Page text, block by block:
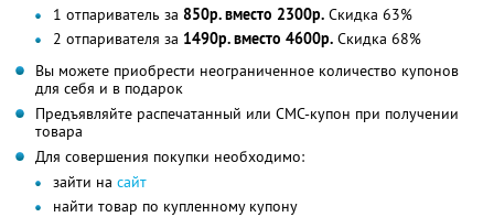
1 отпариватель за 850р. вместо 2300р. Скидка 63%
2 отпаривателя за 1490р. вместо 4600р. Скидка 68%
Вы можете приобрести неограниченное количество купонов
для себя и в подарок
Предъявляйте распечатанный или СМС-купон при получении
товара
Для совершения покупки необходимо:
зайти на сайт
найти товар по купленному купону